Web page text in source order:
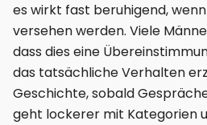
es wirkt fast beruhigend,
versehen werden. Viele
dass dies eine
das tatsächliche Verhalten
Geschichte, sobald
geht lockerer mit Kategorien